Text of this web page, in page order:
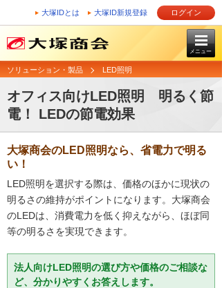
大塚IDとは 大塚ID新規登録 ログイン
メニュー
ソリューション・製品 LED照明
オフィス向けLED照明 明るく節
電！ LEDの節電効果
大塚商会のLED照明なら、省電力で明る
い！
LED照明を選択する際は、価格のほかに現状の
明るさの維持がポイントになります。大塚商会
のLEDは、消費電力を低く抑えながら、ほぼ同
等の明るさを実現できます。
法人向けLED照明の選び方や価格のご相談な
ど、分かりやすくお答えします。